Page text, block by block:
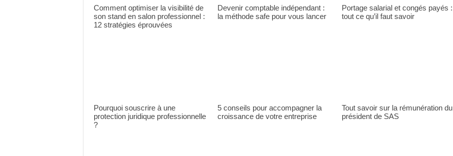
Comment optimiser la visibilité de
son stand en salon professionnel :
12 stratégies éprouvées
Devenir comptable indépendant :
la méthode safe pour vous lancer
Portage salarial et congés payés :
tout ce qu’il faut savoir
Pourquoi souscrire à une
protection juridique professionnelle
?
5 conseils pour accompagner la
croissance de votre entreprise
Tout savoir sur la rémunération du
président de SAS